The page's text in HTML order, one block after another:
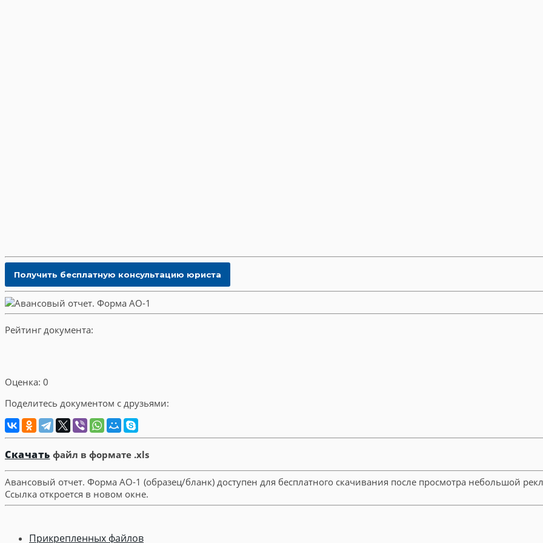
Рейтинг документа:
Оценка: 0
Поделитесь документом с друзьями:
Скачать файл в формате .xls
Авансовый отчет. Форма АО-1 (образец/бланк) доступен для бесплатного скачивания после просмотра небольшой
Ссылка откроется в новом окне.
Прикрепленных файлов